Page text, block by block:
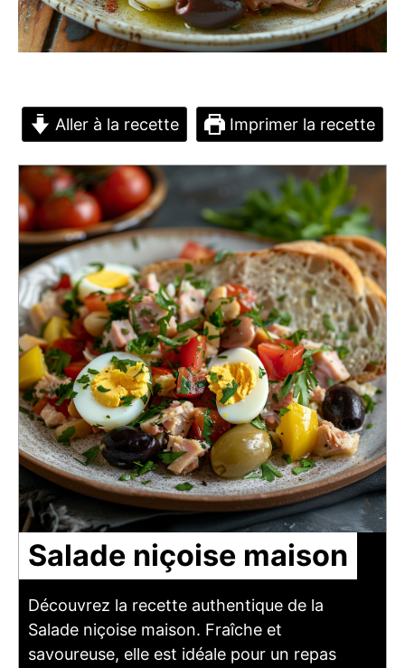
Aller à la recette Imprimer la recette
Salade niçoise maison
Découvrez la recette authentique de la
Salade niçoise maison. Fraîche et
savoureuse, elle est idéale pour un repas